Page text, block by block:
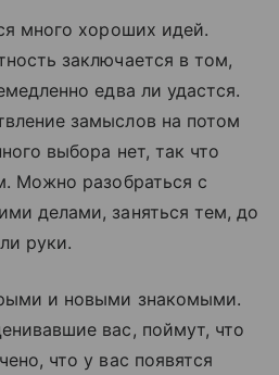
много хороших идей.
заключается в том,
едва ли удастся.
замыслов на потом
выбора нет, так что
Можно разобраться с
делами, заняться тем, до
руки.
и новыми знакомыми.
вас, поймут, что
что у вас появятся